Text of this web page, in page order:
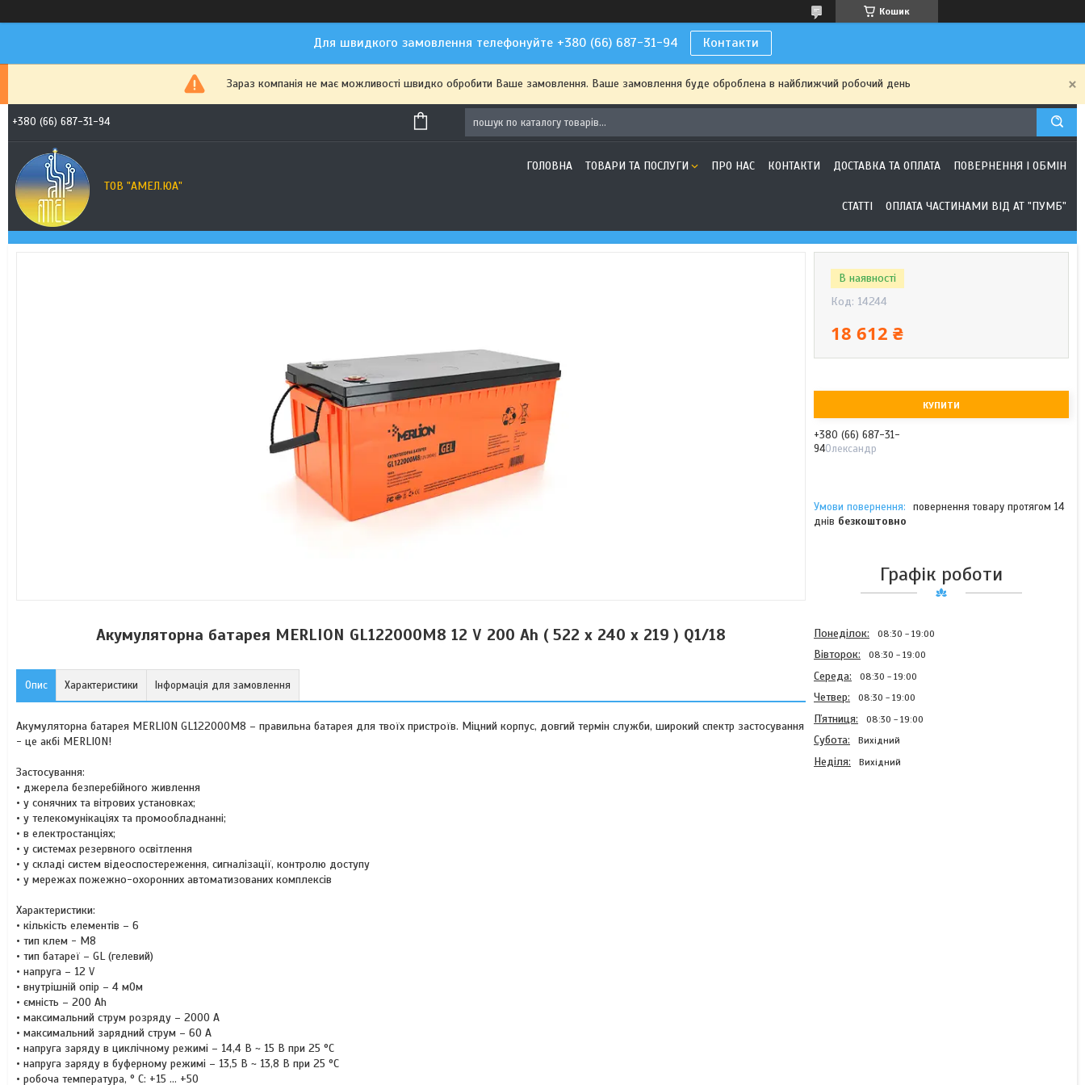
Кошик
Для швидкого замовлення телефонуйте +380 (66) 687-31-94 Контакти
Зараз компанія не має можливості швидко обробити Ваше замовлення. Ваше замовлення буде оброблена в найближчий робочий день
+380 (66) 687-31-94
ТОВ "АМЕЛ.ЮА"
ГОЛОВНА ТОВАРИ ТА ПОСЛУГИ ПРО НАС КОНТАКТИ ДОСТАВКА ТА ОПЛАТА ПОВЕРНЕННЯ І ОБМІН
СТАТТІ ОПЛАТА ЧАСТИНАМИ ВІД АТ "ПУМБ"
Акумуляторна батарея MERLION GL122000M8 12 V 200 Ah ( 522 х 240 х 219 ) Q1/18
Опис Характеристики Інформація для замовлення
Акумуляторна батарея MERLION GL122000M8 – правильна батарея для твоїх пристроїв. Міцний корпус, довгий термін служби, широкий спектр застосування
- це акбі MERLION!
Застосування:
• джерела безперебійного живлення
• у сонячних та вітрових установках;
• у телекомунікаціях та промообладнанні;
• в електростанціях;
• у системах резервного освітлення
• у складі систем відеоспостереження, сигналізації, контролю доступу
• у мережах пожежно-охоронних автоматизованих комплексів
Характеристики:
• кількість елементів – 6
• тип клем - M8
• тип батареї – GL (гелевий)
• напруга – 12 V
• внутрішній опір – 4 мОм
• ємність – 200 Ah
• максимальний струм розряду – 2000 А
• максимальний зарядний струм – 60 A
• напруга заряду в циклічному режимі – 14,4 В ~ 15 В при 25 °С
• напруга заряду в буферному режимі – 13,5 В ~ 13,8 В при 25 °С
• робоча температура, ° С: +15 ... +50
В наявності
Код: 14244
18 612 ₴
КУПИТИ
+380 (66) 687-31-
94Олександр
повернення товару протягом 14
днів безкоштовно
Графік роботи
Понеділок 08:30 19:00
Вівторок 08:30 19:00
Середа 08:30 19:00
Четвер 08:30 19:00
Пʼятниця 08:30 19:00
Субота Вихідний
Неділя Вихідний